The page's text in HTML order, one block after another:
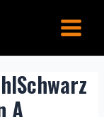
Menu
A